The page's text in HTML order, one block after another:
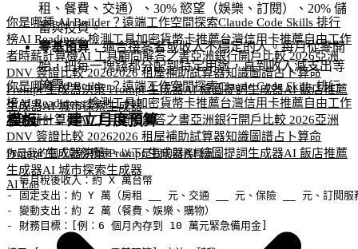
你是哪種 AI Builder？ 遠端工作空間探索Claude Code Skills 排行
榜AI Readiness 檢測工具加密貨幣卡推薦台灣信用卡推薦自由工作
者時薪計算機AI 工具顧問解答之書亞洲銀行開戶比較 2026亞洲
DNV 簽證比較 20262026 租屋補助試算器知識圖譜占卜算命
Prompt 生成器決策 Prompt 生成器AI 繪圖提詞生成器AI 飯店推薦
生成器AI 城市探索生成器
AI Lab
你是哪種 AI Builder？遠端工作空間探索Claude Code Skills 排行
榜AI Readiness 檢測工具加密貨幣卡推薦台灣信用卡推薦 自由工作
者時薪計算機AI 工具顧問解答之書亞洲銀行開戶比較 2026亞洲
DNV 簽證比較 20262026 租屋補助試算器知識圖譜占卜算命
Prompt 生成器決策 Prompt 生成器AI 繪圖提詞生成器AI 飯店推薦
生成器AI 城市探索生成器
AI Lab
租、餐費、交通）、30% 慾望（娛樂、訂閱）、20% 儲
蓄與投資。
零基預算：適合接案者或收入不穩定的人。每月從零開
始，把每一塊錢都分配到特定用途，直到收入減支出等
於零。
模板一：建立月度預算
你是我的個人財務教練。以下是我的財務概況：
- 每月稅後收入：約 X 萬台幣
- 固定支出：約 Y 萬（房租 __ 元、交通 __ 元、保險 __ 元、訂閱
- 變動支出：約 Z 萬（餐費、娛樂、購物）
- 財務目標：[例：6 個月內存到 10 萬元緊急備用金]